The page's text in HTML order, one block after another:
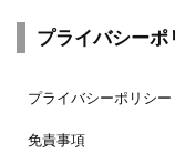
プライバシーポ
プライバシーポリシー
免責事項